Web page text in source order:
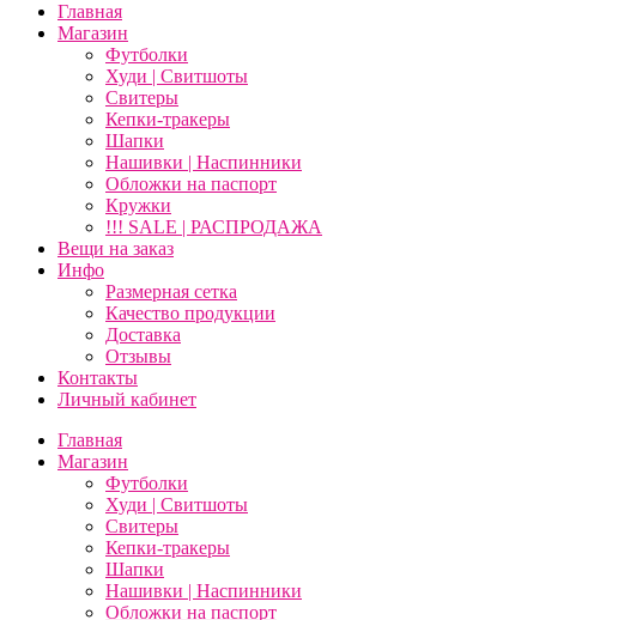
Главная
Магазин
Футболки
Худи | Свитшоты
Свитеры
Кепки-тракеры
Шапки
Нашивки | Наспинники
Обложки на паспорт
Кружки
!!! SALE | РАСПРОДАЖА
Вещи на заказ
Инфо
Размерная сетка
Качество продукции
Доставка
Отзывы
Контакты
Личный кабинет
Главная
Магазин
Футболки
Худи | Свитшоты
Свитеры
Кепки-тракеры
Шапки
Нашивки | Наспинники
Обложки на паспорт